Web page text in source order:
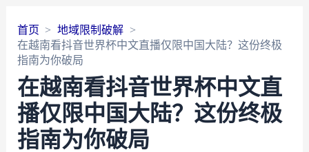
首页
地域限制破解
在越南看抖音世界杯中文直播仅限中国大陆？这份终极
指南为你破局
在越南看抖音世界杯中文直
播仅限中国大陆？这份终极
指南为你破局